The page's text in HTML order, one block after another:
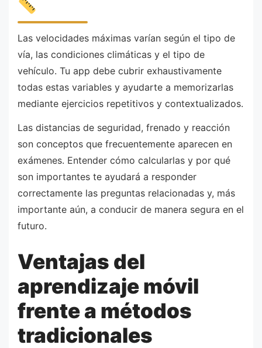
Las velocidades máximas varían según el tipo de
vía, las condiciones climáticas y el tipo de
vehículo. Tu app debe cubrir exhaustivamente
todas estas variables y ayudarte a memorizarlas
mediante ejercicios repetitivos y contextualizados.
Las distancias de seguridad, frenado y reacción
son conceptos que frecuentemente aparecen en
exámenes. Entender cómo calcularlas y por qué
son importantes te ayudará a responder
correctamente las preguntas relacionadas y, más
importante aún, a conducir de manera segura en el
futuro.
Ventajas del
aprendizaje móvil
frente a métodos
tradicionales